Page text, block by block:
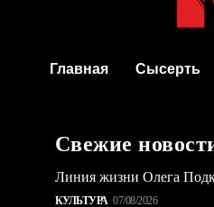
Главная Сысерть
Свежие
Линия жизни Олега
КУЛЬТУРА 07/08/2026